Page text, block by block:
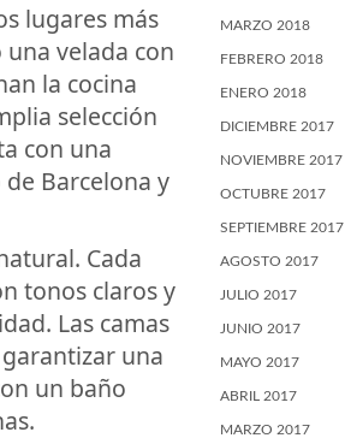
lugares más
velada con
la cocina
selección
con una
Barcelona y
Cada
tonos claros y
Las camas
una
un baño
MARZO 2018
FEBRERO 2018
ENERO 2018
DICIEMBRE 2017
NOVIEMBRE 2017
OCTUBRE 2017
SEPTIEMBRE 2017
AGOSTO 2017
JULIO 2017
JUNIO 2017
MAYO 2017
ABRIL 2017
MARZO 2017